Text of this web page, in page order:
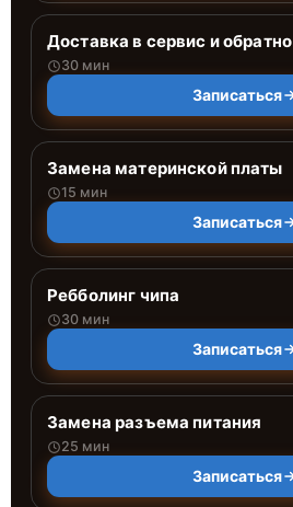
Доставка в сервис и обратно
30 мин
Записаться
Замена материнской платы
15 мин
Записаться
Ребболинг чипа
30 мин
Записаться
Замена разъема питания
25 мин
Записаться